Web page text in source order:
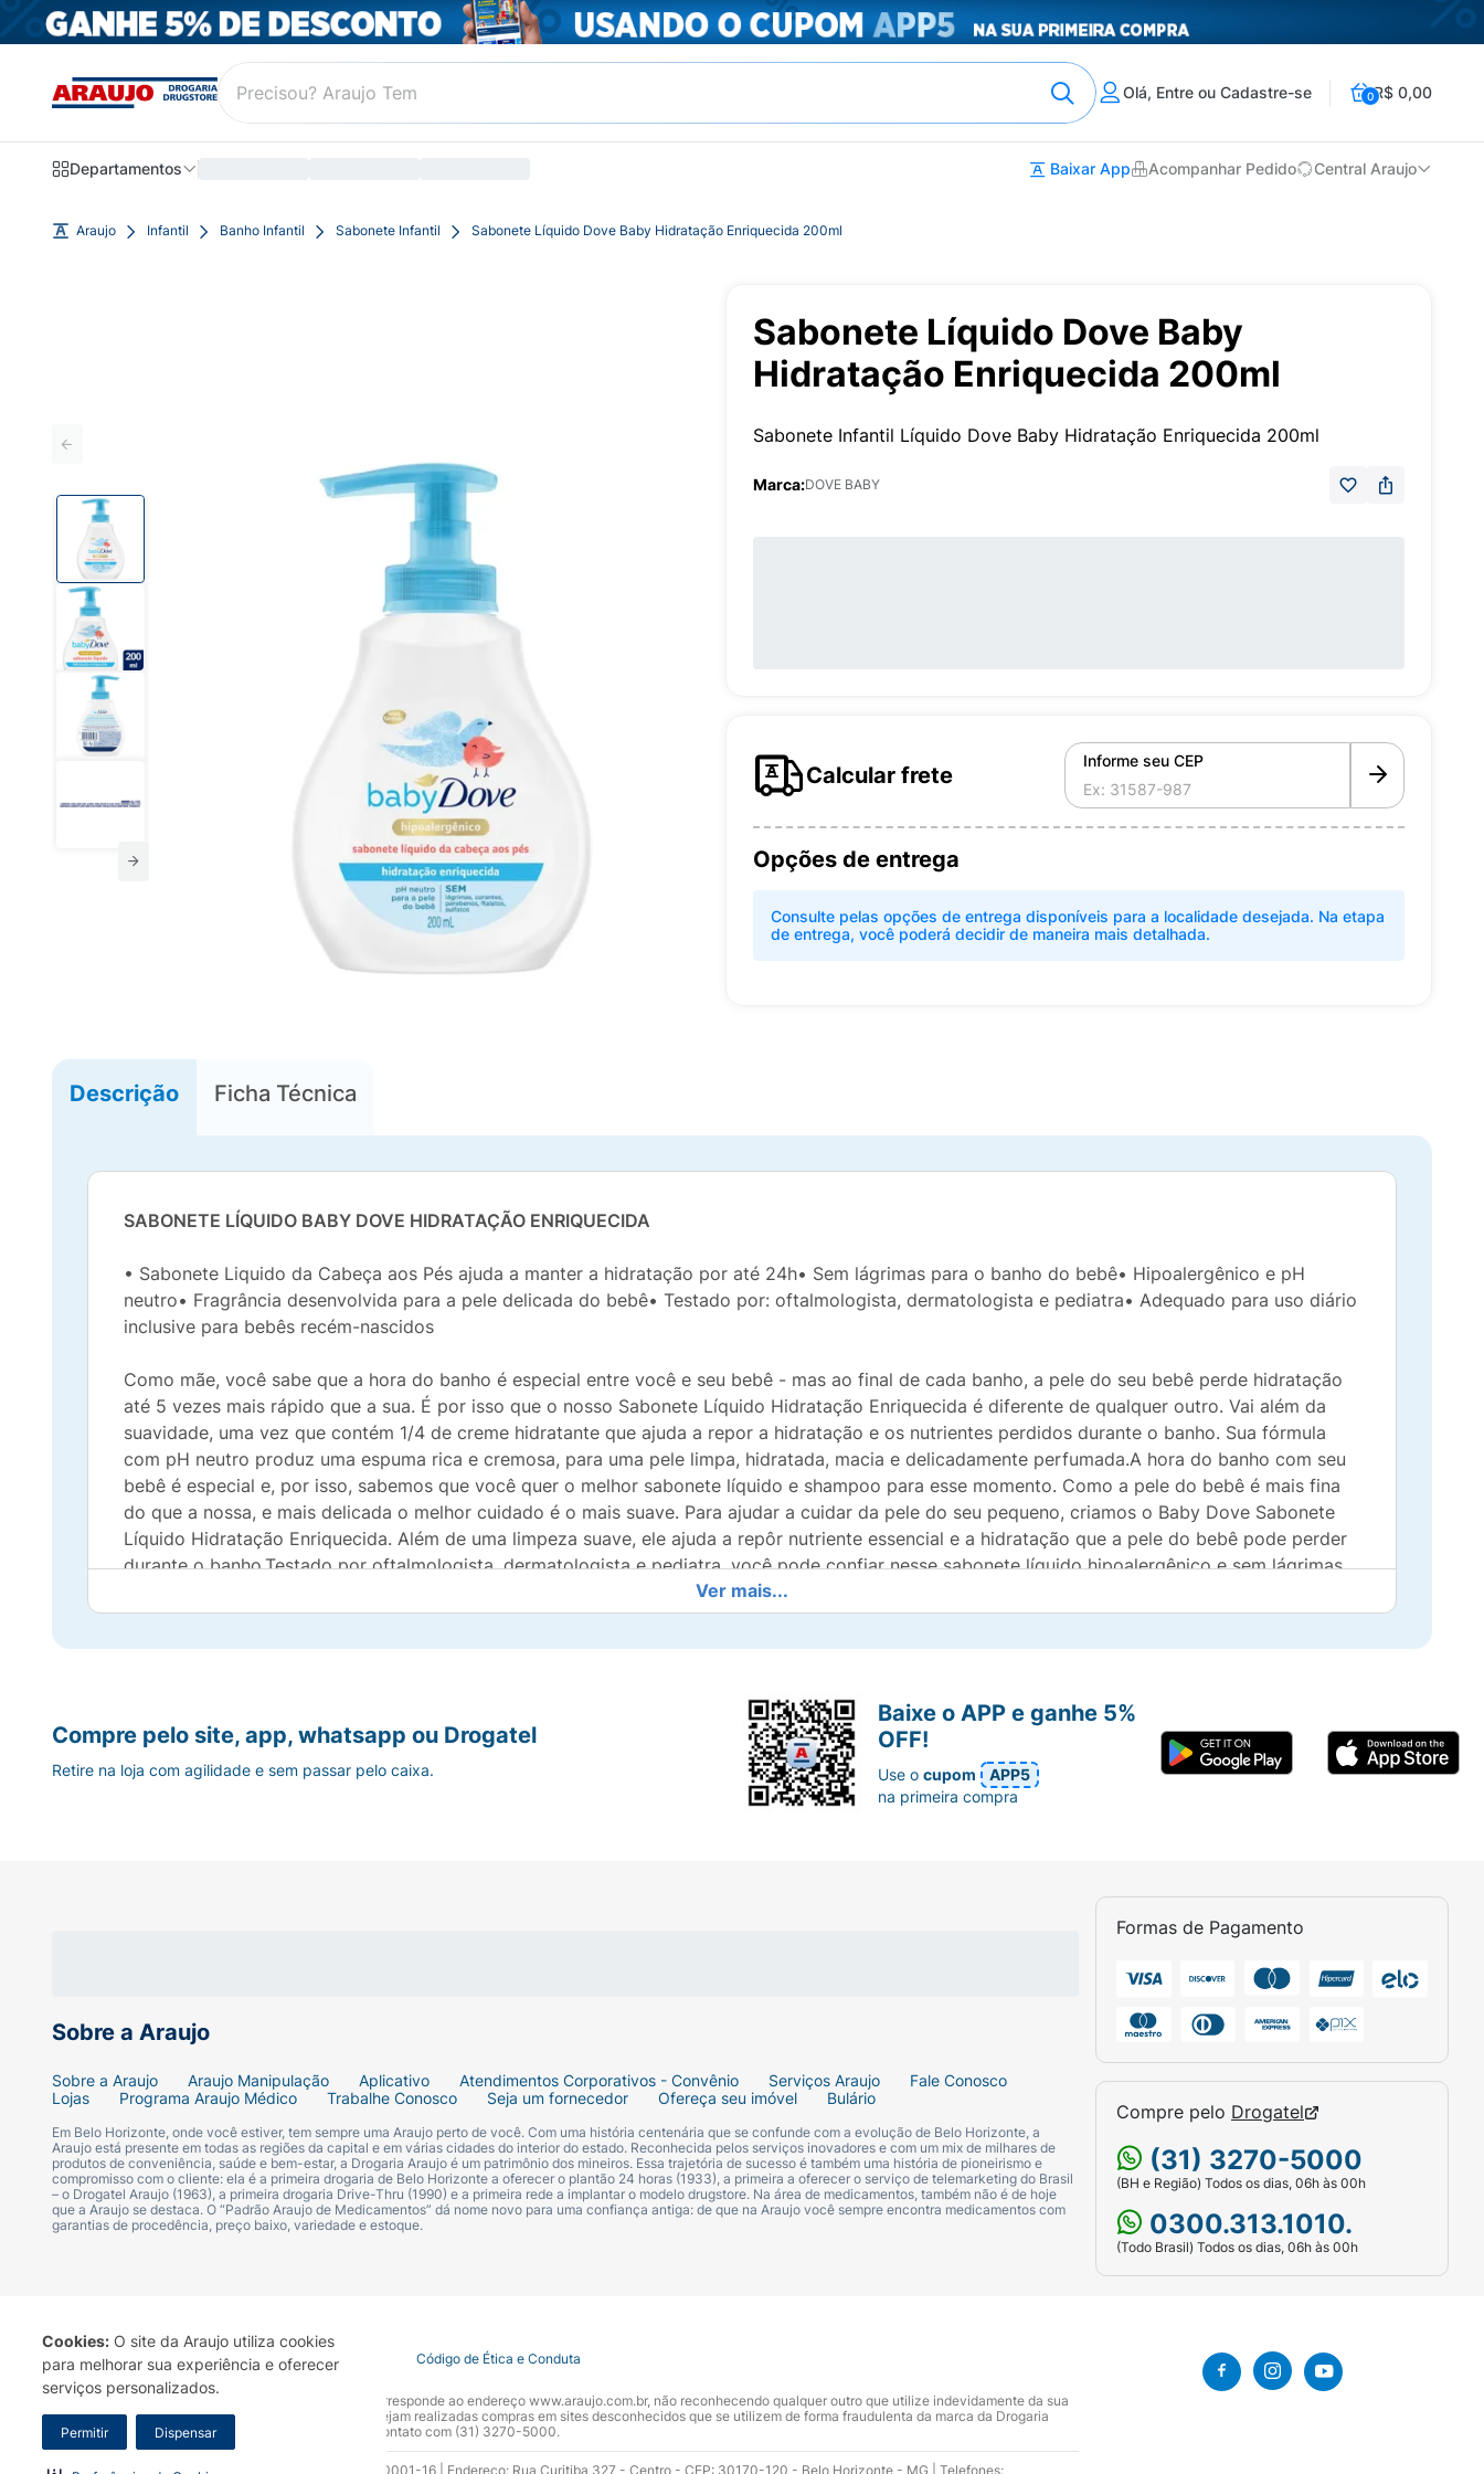
Cookies: O site da Araujo utiliza cookies
para melhorar sua experiência e oferecer
serviços personalizados.
Permitir Dispensar
Olá, Entre ou Cadastre-se 0R$ 0,00
Departamentos Baixar App Acompanhar Pedido Central Araujo
Araujo Infantil Banho Infantil Sabonete Infantil Sabonete Líquido Dove Baby Hidratação Enriquecida 200ml
Sabonete Líquido Dove Baby
Hidratação Enriquecida 200ml
Sabonete Infantil Líquido Dove Baby Hidratação Enriquecida 200ml
Marca:DOVE BABY
Calcular frete
Informe seu CEP
Opções de entrega
Consulte pelas opções de entrega disponíveis para a localidade desejada. Na etapa
de entrega, você poderá decidir de maneira mais detalhada.
Descrição Ficha Técnica
SABONETE LÍQUIDO BABY DOVE HIDRATAÇÃO ENRIQUECIDA
• Sabonete Liquido da Cabeça aos Pés ajuda a manter a hidratação por até 24h• Sem lágrimas para o banho do bebê• Hipoalergênico e pH
neutro• Fragrância desenvolvida para a pele delicada do bebê• Testado por: oftalmologista, dermatologista e pediatra• Adequado para uso diário
inclusive para bebês recém-nascidos
Como mãe, você sabe que a hora do banho é especial entre você e seu bebê - mas ao final de cada banho, a pele do seu bebê perde hidratação
até 5 vezes mais rápido que a sua. É por isso que o nosso Sabonete Líquido Hidratação Enriquecida é diferente de qualquer outro. Vai além da
suavidade, uma vez que contém 1/4 de creme hidratante que ajuda a repor a hidratação e os nutrientes perdidos durante o banho. Sua fórmula
com pH neutro produz uma espuma rica e cremosa, para uma pele limpa, hidratada, macia e delicadamente perfumada.A hora do banho com seu
bebê é especial e, por isso, sabemos que você quer o melhor sabonete líquido e shampoo para esse momento. Como a pele do bebê é mais fina
do que a nossa, e mais delicada o melhor cuidado é o mais suave. Para ajudar a cuidar da pele do seu pequeno, criamos o Baby Dove Sabonete
Líquido Hidratação Enriquecida. Além de uma limpeza suave, ele ajuda a repôr nutriente essencial e a hidratação que a pele do bebê pode perder
durante o banho.Testado por oftalmologista, dermatologista e pediatra, você pode confiar nesse sabonete líquido hipoalergênico e sem lágrimas
para deixar a hora do banho mais divertida. O produto ajuda a deixar a pele do seu bebê limpa, hidratada e macia ao longo do dia. E com uma
espuma rica e cremosa sobrarão bolhas para seu pequeno se divertir.Perfeito para:• Manter a pele do seu bebê maciaAjude a deixar a pele do seu
bebê macia ao longo do dia com esse sabonete líquido hidratante. Ele ajuda a repôr a hidratação e nutriente essencial da pele que podem se
dermatologista e pediatra, esse sabonete líquido para ser usado dos pés à cabeça é suave. Adequado para o uso em recém-nascidos• Perfume
suaveFeito com um perfume leve desenvolvido para ser gentil com a pele do bebê, esse sabonete líquido deixa a pele do seu pequeno com um
cheirinho e sensação deliciosos Como usar:Ideal para o uso diário, o Baby Dove Sabonete Líquido Hidratação Enriquecida é suave e nutritivo para
a pele. Basta molhar os cabelos e a pele do bebê com água morna e lavar gentilmente com as mãos ou uma toalha. Finalize com Baby Dove Loção
Hidratante Enriquecida para proporcionar uma maior hidratação por até 24 horas.
Ver mais...
Sobre a Araujo
Sobre a Araujo Araujo Manipulação Aplicativo Atendimentos Corporativos - Convênio Serviços Araujo
Fale Conosco
Lojas
Programa Araujo Médico Trabalhe Conosco Seja um fornecedor Ofereça seu imóvel Bulário
Em Belo Horizonte, onde você estiver, tem sempre uma Araujo perto de você. Com uma história centenária que se confunde com a evolução de Belo Horizonte, a
Araujo está presente em todas as regiões da capital e em várias cidades do interior do estado. Reconhecida pelos serviços inovadores e com um mix de milhares de
produtos de conveniência, saúde e bem-estar, a Drogaria Araujo é um patrimônio dos mineiros. Essa trajetória de sucesso é também uma história de pioneirismo e
compromisso com o cliente: ela é a primeira drogaria de Belo Horizonte a oferecer o plantão 24 horas (1933), a primeira a oferecer o serviço de telemarketing do Brasil
– o Drogatel Araujo (1963), a primeira drogaria Drive-Thru (1990) e a primeira rede a implantar o modelo drugstore. Na área de medicamentos, também não é de hoje
que a Araujo se destaca. O “Padrão Araujo de Medicamentos” dá nome novo para uma confiança antiga: de que na Araujo você sempre encontra medicamentos com
garantias de procedência, preço baixo, variedade e estoque.
Formas de Pagamento
Compre pelo Drogatel
(31) 3270-5000
(BH e Região) Todos os dias, 06h às 00h
0300.313.1010.
(Todo Brasil) Todos os dias, 06h às 00h
Compre pelo site, app, whatsapp ou Drogatel
Retire na loja com agilidade e sem passar pelo caixa.
Baixe o APP e ganhe 5%
OFF!
Use ocupom
APP5
na primeira compra
Termo de Uso Portal da Privacidade Covid-19 Código de Ética e Conduta
A Drogaria Araujo S/A informa que o seu site oficial corresponde ao endereço www.araujo.com.br, não reconhecendo qualquer outro que utilize indevidamente da sua
marca. Para sua segurança recomendamos que não sejam realizadas compras em sites desconhecidos que se utilizem de forma fraudulenta da marca da Drogaria
Araujo S.A. Em caso de dúvidas, gentileza entrar em contato com (31) 3270-5000.
Razão Social: Drogaria Araujo S.A | CNPJ: 17.256.512.0001-16 | Endereço: Rua Curitiba 327 - Centro - CEP: 30170-120 - Belo Horizonte - MG | Telefones: